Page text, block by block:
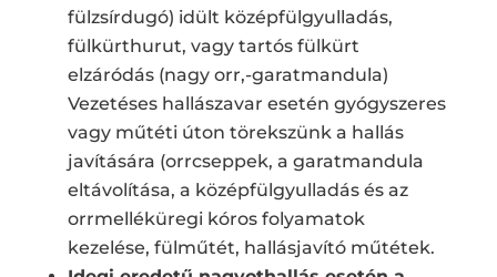
fülzsírdugó) idült középfülgyulladás,
fülkürthurut, vagy tartós fülkürt
elzáródás (nagy orr,-garatmandula)
Vezetéses hallászavar esetén gyógyszeres
vagy műtéti úton törekszünk a hallás
javítására (orrcseppek, a garatmandula
eltávolítása, a középfülgyulladás és az
orrmelléküregi kóros folyamatok
kezelése, fülműtét, hallásjavító műtétek.